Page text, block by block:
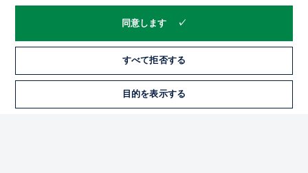
プライバシー・ポリシー 優先設定を管理する
同意します
すべて拒否する
目的を表示する